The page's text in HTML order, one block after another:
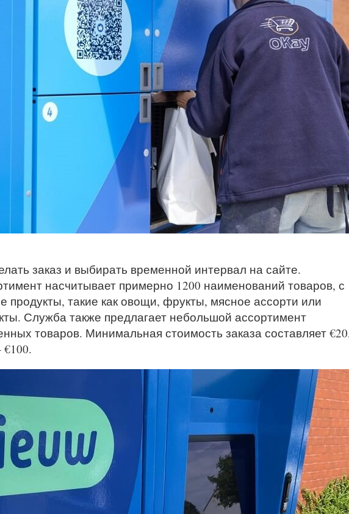
заказ и выбирать временной интервал на сайте.
насчитывает примерно 1200 наименований товаров, с
продукты, такие как овощи, фрукты, мясное ассорти или
Служба также предлагает небольшой ассортимент
товаров. Минимальная стоимость заказа составляет